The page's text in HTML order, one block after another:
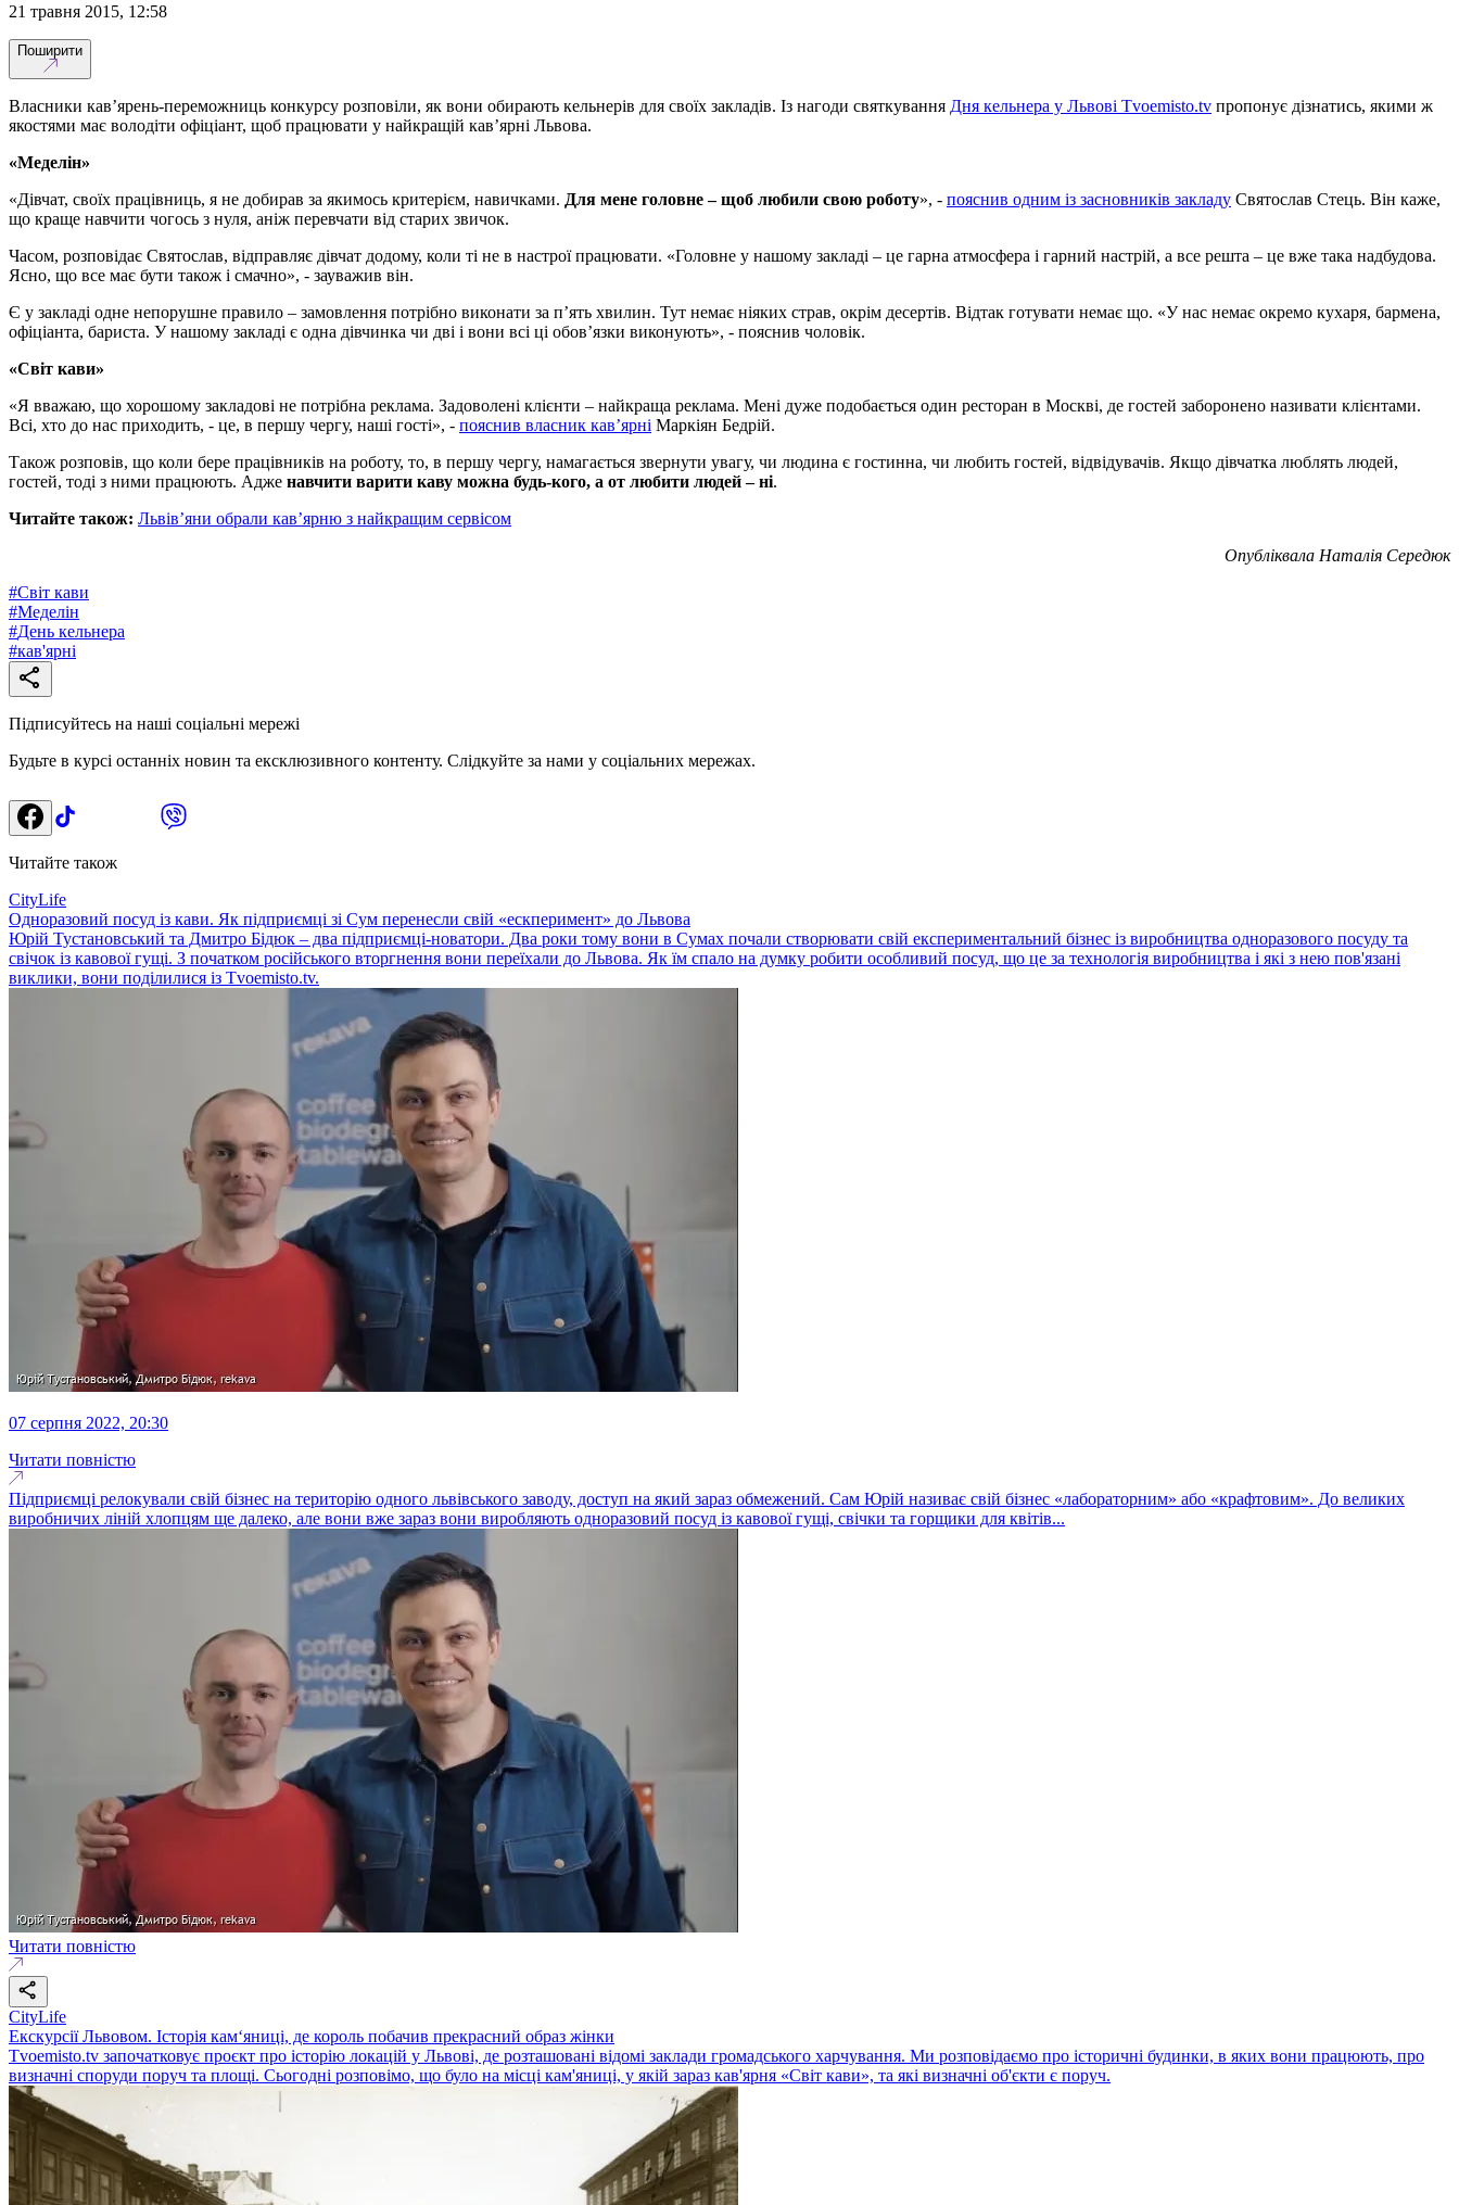
21 травня 2015, 12:58
Поширити
Власники кав’ярень-переможниць конкурсу розповіли, як вони обирають кельнерів для своїх закладів. Із нагоди святкування Дня кельнера у Львові Tvoemisto.tv пропонує дізнатись, якими ж
якостями має володіти офіціант, щоб працювати у найкращій кав’ярні Львова.
«Меделін»
«Дівчат, своїх працівниць, я не добирав за якимось критерієм, навичками. Для мене головне – щоб любили свою роботу», - пояснив одним із засновників закладу Святослав Стець. Він каже,
що краще навчити чогось з нуля, аніж перевчати від старих звичок.
Часом, розповідає Святослав, відправляє дівчат додому, коли ті не в настрої працювати. «Головне у нашому закладі – це гарна атмосфера і гарний настрій, а все решта – це вже така надбудова.
Ясно, що все має бути також і смачно», - зауважив він.
Є у закладі одне непорушне правило – замовлення потрібно виконати за п’ять хвилин. Тут немає ніяких страв, окрім десертів. Відтак готувати немає що. «У нас немає окремо кухаря, бармена,
офіціанта, бариста. У нашому закладі є одна дівчинка чи дві і вони всі ці обов’язки виконують», - пояснив чоловік.
«Світ кави»
«Я вважаю, що хорошому закладові не потрібна реклама. Задоволені клієнти – найкраща реклама. Мені дуже подобається один ресторан в Москві, де гостей заборонено називати клієнтами.
Всі, хто до нас приходить, - це, в першу чергу, наші гості», - пояснив власник кав’ярні Маркіян Бедрій.
Також розповів, що коли бере працівників на роботу, то, в першу чергу, намагається звернути увагу, чи людина є гостинна, чи любить гостей, відвідувачів. Якщо дівчатка люблять людей,
гостей, тоді з ними працюють. Адже навчити варити каву можна будь-кого, а от любити людей – ні.
Читайте також: Львів’яни обрали кав’ярню з найкращим сервісом
Опубліквала Наталія Середюк
#Світ кави
#Меделін
#День кельнера
#кав'ярні
Підписуйтесь на наші соціальні мережі
Будьте в курсі останніх новин та ексклюзивного контенту. Слідкуйте за нами у соціальних мережах.
Читайте також
CityLife
Одноразовий посуд із кави. Як підприємці зі Сум перенесли свій «ескперимент» до Львова
Юрій Тустановський та Дмитро Бідюк – два підприємці-новатори. Два роки тому вони в Сумах почали створювати свій експериментальний бізнес із виробництва одноразового посуду та
свічок із кавової гущі. З початком російського вторгнення вони переїхали до Львова. Як їм спало на думку робити особливий посуд, що це за технологія виробництва і які з нею пов'язані
виклики, вони поділилися із Tvoemisto.tv.
07 серпня 2022, 20:30
Читати повністю
Підприємці релокували свій бізнес на територію одного львівського заводу, доступ на який зараз обмежений. Сам Юрій називає свій бізнес «лабораторним» або «крафтовим». До великих
виробничих ліній хлопцям ще далеко, але вони вже зараз вони виробляють одноразовий посуд із кавової гущі, свічки та горщики для квітів...
Читати повністю
CityLife
Екскурсії Львовом. Історія кам‘яниці, де король побачив прекрасний образ жінки
Tvoemisto.tv започатковує проєкт про історію локацій у Львові, де розташовані відомі заклади громадського харчування. Ми розповідаємо про історичні будинки, в яких вони працюють, про
визначні споруди поруч та площі. Сьогодні розповімо, що було на місці кам'яниці, у якій зараз кав'ярня «Світ кави», та які визначні об'єкти є поруч.